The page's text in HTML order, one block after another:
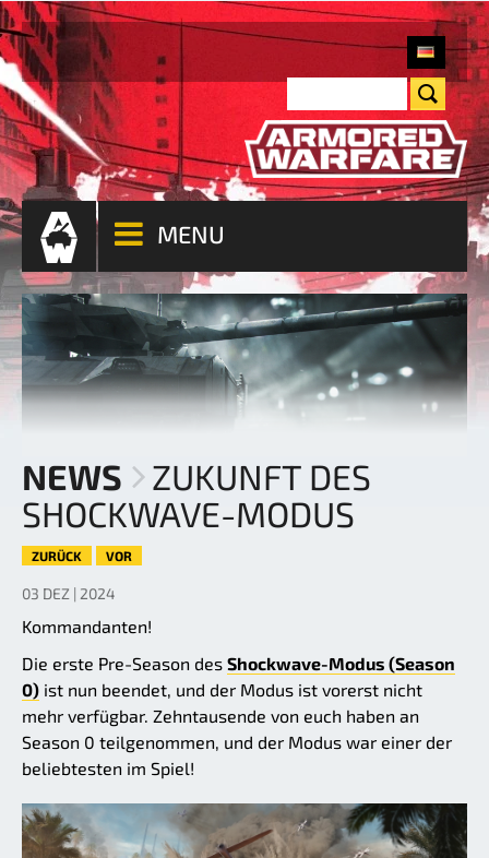
MENU
NEWS
ZUKUNFT DES
SHOCKWAVE-MODUS
ZURÜCK VOR
03 DEZ | 2024
Kommandanten!
Die erste Pre-Season des Shockwave-Modus (Season
0) ist nun beendet, und der Modus ist vorerst nicht
mehr verfügbar. Zehntausende von euch haben an
Season 0 teilgenommen, und der Modus war einer der
beliebtesten im Spiel!